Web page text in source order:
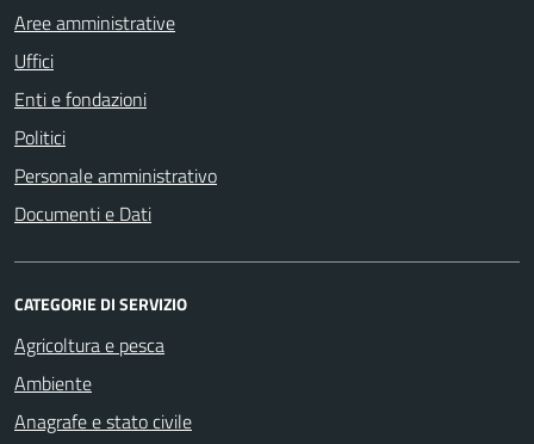
Aree amministrative
Uffici
Enti e fondazioni
Politici
Personale amministrativo
Documenti e Dati
CATEGORIE DI SERVIZIO
Agricoltura e pesca
Ambiente
Anagrafe e stato civile